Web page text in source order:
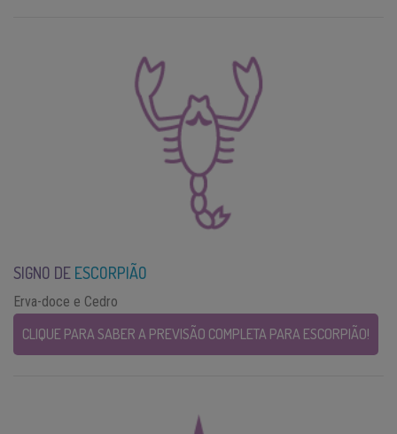
SIGNO DE ESCORPIÃO
Erva-doce e Cedro
CLIQUE PARA SABER A PREVISÃO COMPLETA PARA ESCORPIÃO!